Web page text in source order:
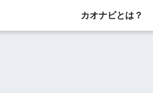
カオナビとは？